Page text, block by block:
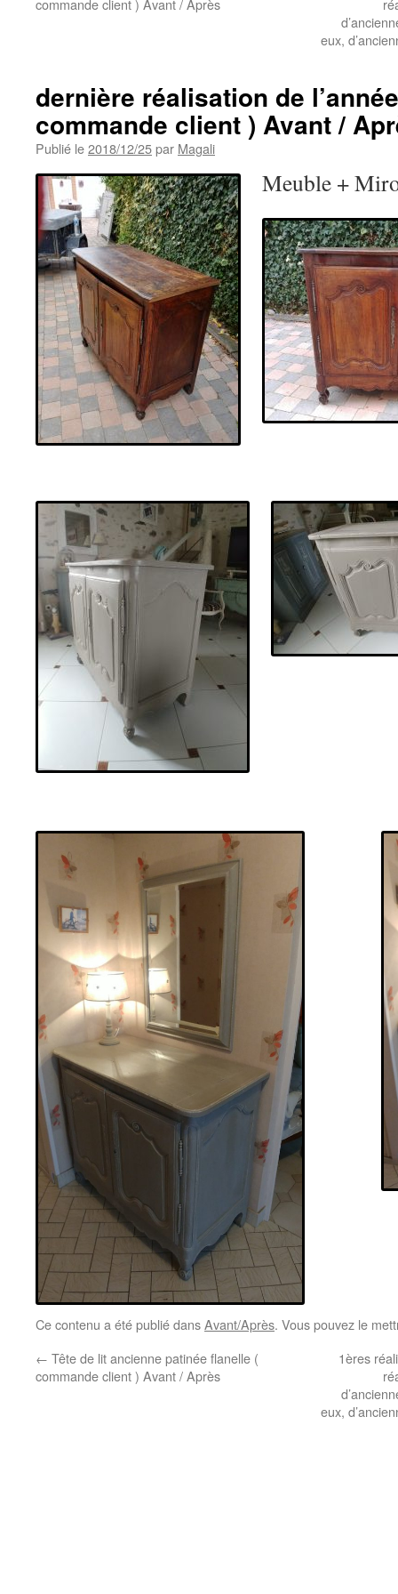
commande client ) Avant / Après
eux,
dernière réalisation de
commande client ) Avant /
Publié le2018/12/25par Magali
Meuble +
Ce contenu a été publié dansAvant/Après. Vous pouvez le
← Tête de lit ancienne patinée flanelle (
commande client ) Avant / Après
1ères
eux,